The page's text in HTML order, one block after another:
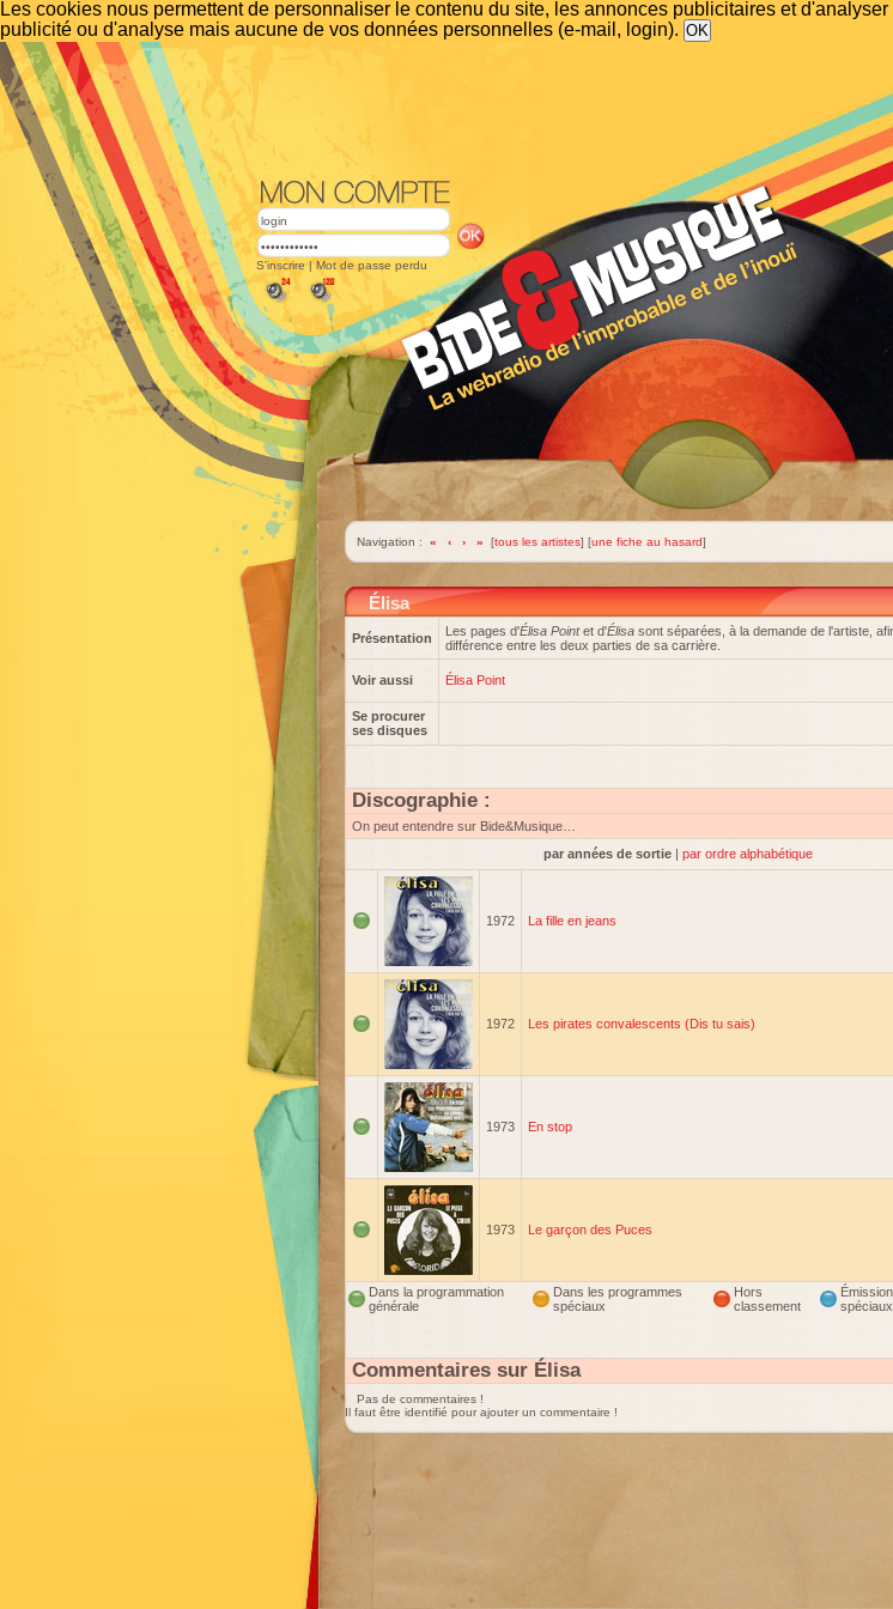
Les cookies nous permettent de personnaliser le contenu du site, les annonces publicitaires et
publicité ou d'analyse mais aucune de vos données personnelles (e-mail, login).
S'inscrire | Mot de passe perdu
Navigation : « ‹ › » [tous les artistes] [une fiche au hasard]
Élisa
Présentation Les pages d'Élisa Pointet d'Élisa sont séparées, à la demande de l'artiste,
différence entre les deux parties de sa carrière.
Voir aussi Élisa Point
Se procurer
ses disques
Discographie :
On peut entendre sur Bide&Musique…
par années de sortie | par ordre alphabétique
1972 La fille en jeans
1972 Les pirates convalescents (Dis tu sais)
1973 En stop
1973 Le garçon des Puces
Dans la programmation
générale
Dans les programmes
spéciaux
Hors
classement
spéciaux
Commentaires sur Élisa
Pas de commentaires !
Il faut être identifié pour ajouter un commentaire !